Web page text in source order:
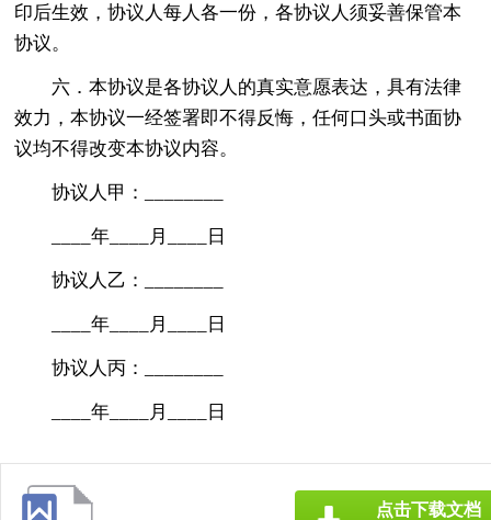
印后生效，协议人每人各一份，各协议人须妥善保管本
协议。
六．本协议是各协议人的真实意愿表达，具有法律
效力，本协议一经签署即不得反悔，任何口头或书面协
议均不得改变本协议内容。
协议人甲：________
____年____月____日
协议人乙：________
____年____月____日
协议人丙：________
____年____月____日
点击下载文档